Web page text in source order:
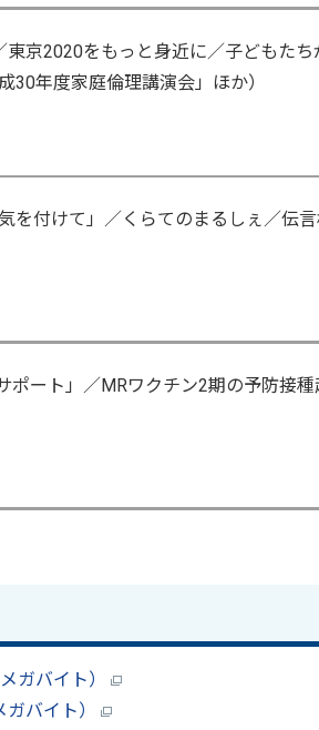
京2020をもっと身近に／子どもたち
年度家庭倫理講演会」ほか）
を付けて」／くらてのまるしぇ／伝
ポート」／MRワクチン2期の予防接種
ガバイト）
バイト）